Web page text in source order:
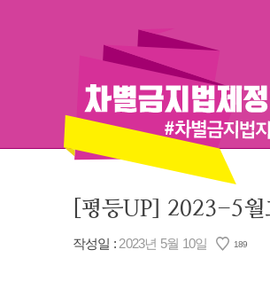
[평등UP] 2023-5
작성일 : 2023년 5월 10일 189